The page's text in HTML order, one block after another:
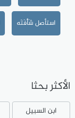
استأصل شَأْفَتَه
الأكثر بحثا
ابن السبيل